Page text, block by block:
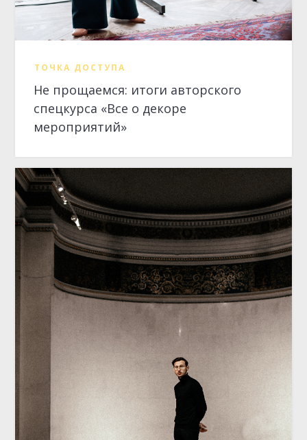
ТОЧКА ДОСТУПА
Не прощаемся: итоги авторского
спецкурса «Все о декоре
мероприятий»